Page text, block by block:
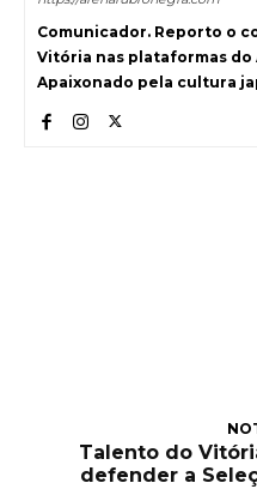
Comunicador. Reporto o
Vitória nas plataformas do
Apaixonado pela cultura
Talento do
defender a